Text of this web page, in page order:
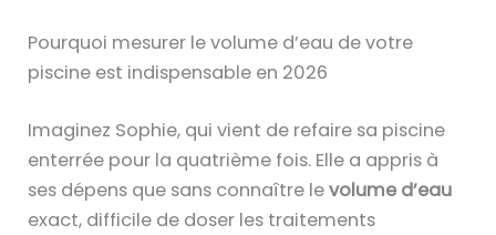
Pourquoi mesurer le volume d’eau de votre
piscine est indispensable en 2026
Imaginez Sophie, qui vient de refaire sa piscine
enterrée pour la quatrième fois. Elle a appris à
ses dépens que sans connaître levolume d’eau
exact, difficile de doser les traitements